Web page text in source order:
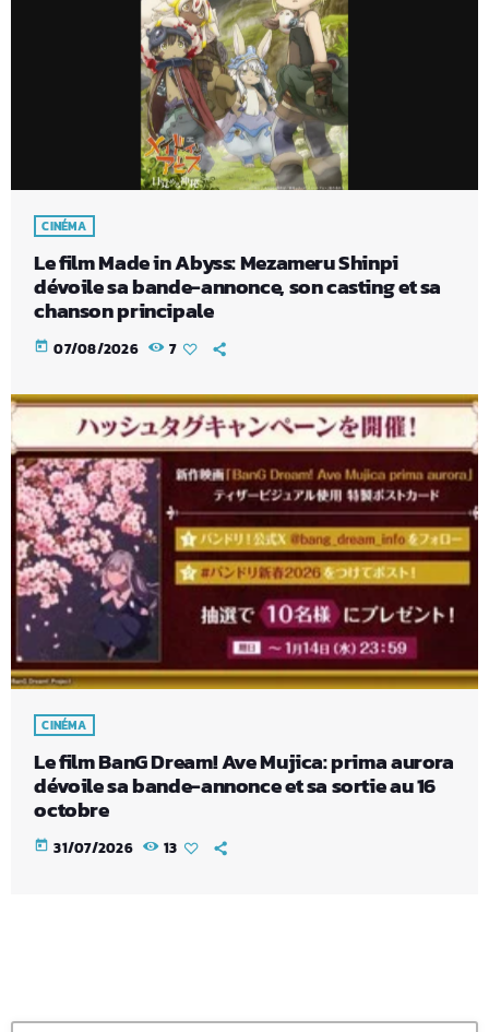
CINÉMA
Le film Made in Abyss: Mezameru Shinpi
dévoile sa bande-annonce, son casting et sa
chanson principale
today 07/08/2026 7
CINÉMA
Le film BanG Dream! Ave Mujica: prima aurora
dévoile sa bande-annonce et sa sortie au 16
octobre
today 31/07/2026 13